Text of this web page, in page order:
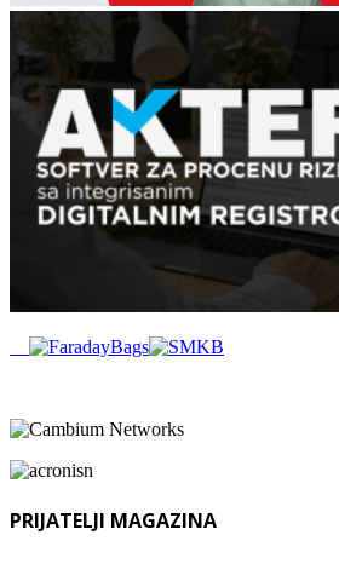
PRIJATELJI MAGAZINA